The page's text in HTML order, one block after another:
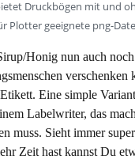
Druckbögen mit und
Plotter geeignete png-
Honig nun auch
verschenken
Eine simple
Labelwriter, das
muss. Sieht immer
Zeit hast kannst Du